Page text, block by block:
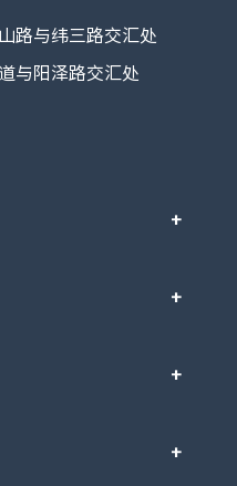
路与纬三路交汇处
与阳泽路交汇处